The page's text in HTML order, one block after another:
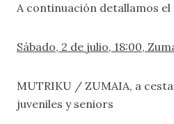
A continuación detallamos el
Sábado, 2 de julio, 18:00,
MUTRIKU / ZUMAIA, a
juveniles y seniors